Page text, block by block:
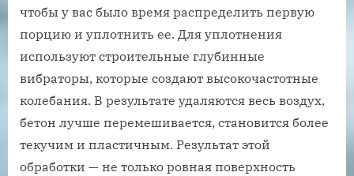
чтобы у вас было время распределить первую
порцию и уплотнить ее. Для уплотнения
используют строительные глубинные
вибраторы, которые создают высокочастотные
колебания. В результате удаляются весь воздух,
бетон лучше перемешивается, становится более
текучим и пластичным. Результат этой
обработки — не только ровная поверхность